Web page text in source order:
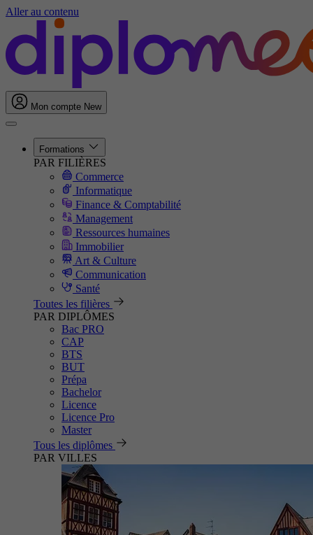
Aller au contenu
Mon compte New
Formations
PAR FILIÈRES
Commerce
Informatique
Finance & Comptabilité
Management
Ressources humaines
Immobilier
Art & Culture
Communication
Santé
Toutes les filières
PAR DIPLÔMES
Bac PRO
CAP
BTS
BUT
Prépa
Bachelor
Licence
Licence Pro
Master
Tous les diplômes
PAR VILLES